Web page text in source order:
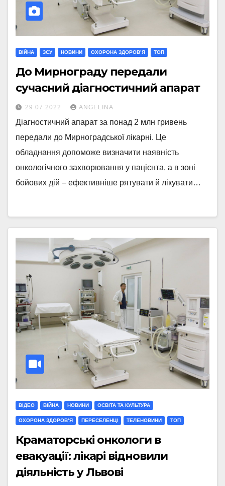
ВІЙНА ЗСУ НОВИНИ ОХОРОНА ЗДОРОВ’Я ТОП
До Мирнограду передали
сучасний діагностичний апарат
29.07.2022 ANGELINA
Діагностичний апарат за понад 2 млн гривень
передали до Мирноградської лікарні. Це
обладнання допоможе визначити наявність
онкологічного захворювання у пацієнта, а в зоні
бойових дій – ефективніше рятувати й лікувати…
ВІДЕО ВІЙНА НОВИНИ ОСВІТА ТА КУЛЬТУРА
ОХОРОНА ЗДОРОВ’Я ПЕРЕСЕЛЕНЦІ ТЕЛЕНОВИНИ ТОП
Краматорські онкологи в
евакуації: лікарі відновили
діяльність у Львові